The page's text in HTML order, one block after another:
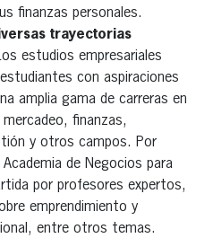
finanzas personales.
trayectorias
estudios empresariales
con aspiraciones
amplia gama de carreras en
finanzas,
y otros campos. Por
de Negocios para
por profesores expertos,
emprendimiento y
entre otros temas.